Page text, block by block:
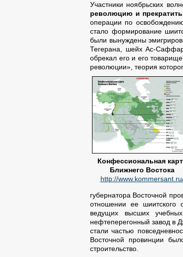
Участники ноябрьских
революцию и
операции по
стало формирование
были вынуждены
Тегерана, шейх Ас-Саффар
обрекал его и его
революции», теория
Конфессиональная
Ближнего Востока
http://
губернатора Восточной
отношении ее шиитского
ведущих высших
нефтеперегонный завод в
стали частью
Восточной провинции
строительство.